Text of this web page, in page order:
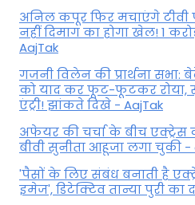
अनिल कपूर फिर मचाएंगे टीवी
नहीं दिमाग का होगा खेल! 1
AajTak
गजनी विलेन की प्रार्थना सभा:
को याद कर फूट-फूटकर रोया,
एंट्री! झांकते दिखे - AajTak
अफेयर की चर्चा के बीच एक्ट्रेस
बीवी सुनीता आहूजा लगा चुकी -
'पैसों के लिए संबंध बनाती है
इमेज', डिटेक्टिव तान्या पुरी का